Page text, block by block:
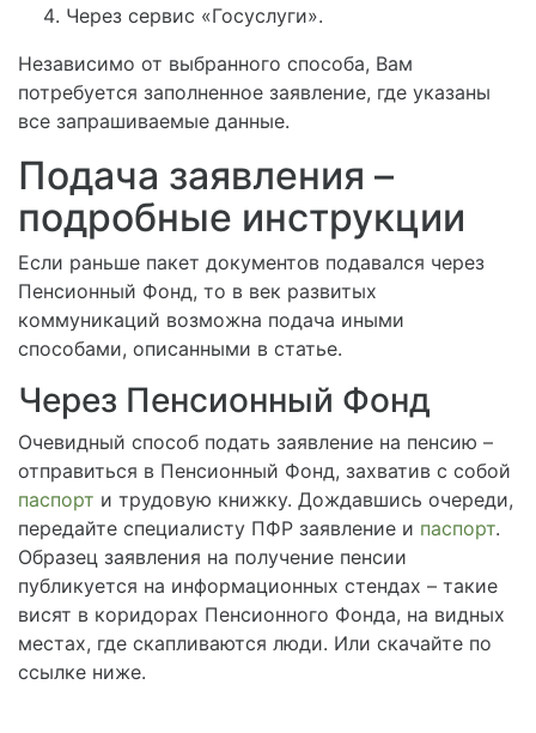
Через сервис «Госуслуги».
Независимо от выбранного способа, Вам
потребуется заполненное заявление, где указаны
все запрашиваемые данные.
Подача заявления –
подробные инструкции
Если раньше пакет документов подавался через
Пенсионный Фонд, то в век развитых
коммуникаций возможна подача иными
способами, описанными в статье.
Через Пенсионный Фонд
Очевидный способ подать заявление на пенсию –
отправиться в Пенсионный Фонд, захватив с собой
паспорт и трудовую книжку. Дождавшись очереди,
передайте специалисту ПФР заявление и паспорт.
Образец заявления на получение пенсии
публикуется на информационных стендах – такие
висят в коридорах Пенсионного Фонда, на видных
местах, где скапливаются люди. Или скачайте по
ссылке ниже.